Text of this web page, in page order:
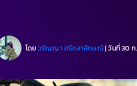
โดยวรัญญา ศรีชลาลักษณ์|วันที่ 30